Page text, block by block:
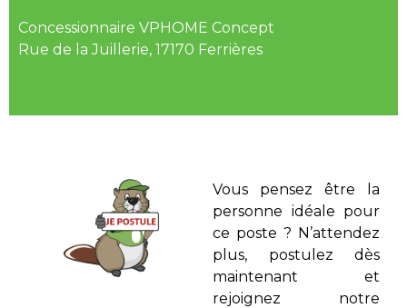
Concessionnaire VPHOME Concept
Rue de la Juillerie, 17170 Ferrières
Vous pensez être la
personne idéale pour
ce poste ? N’attendez
plus, postulez dès
maintenant et
rejoignez notre